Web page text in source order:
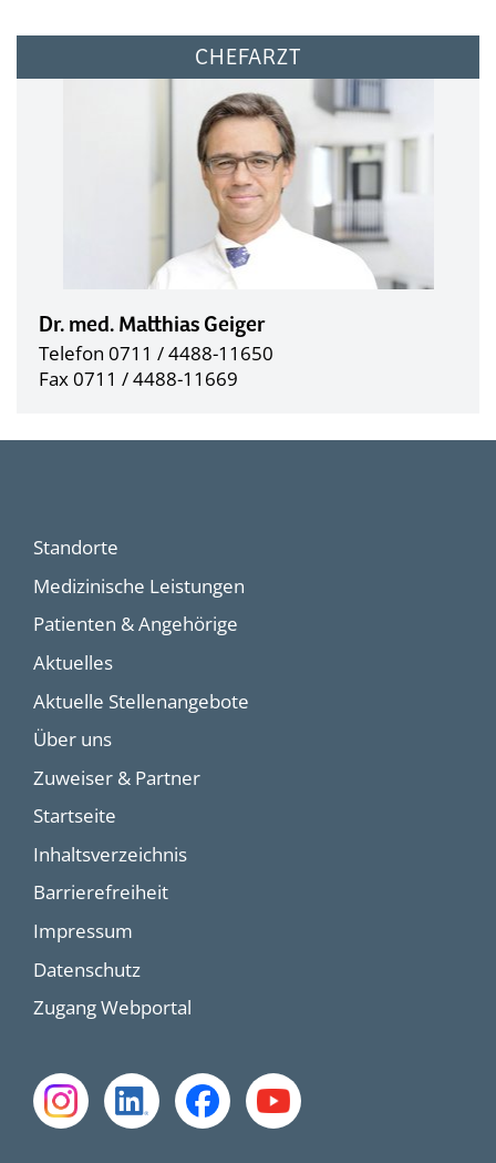
CHEFARZT
Dr. med. Matthias Geiger
Telefon 0711 / 4488-11650
Fax 0711 / 4488-11669
Standorte
Medizinische Leistungen
Patienten & Angehörige
Aktuelles
Aktuelle Stellenangebote
Über uns
Zuweiser & Partner
Startseite
Inhaltsverzeichnis
Barrierefreiheit
Impressum
Datenschutz
Zugang Webportal